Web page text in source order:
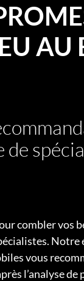
AU
de
combler vos
Notre
vous
l’analyse de